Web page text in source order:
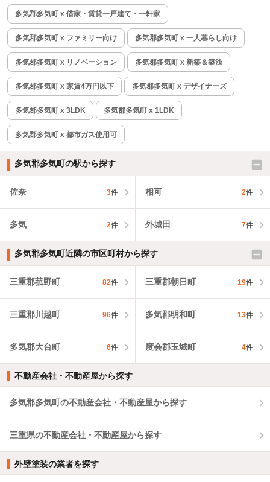
多気郡多気町 x 借家・賃貸一戸建て・一軒家
多気郡多気町 x ファミリー向け 多気郡多気町 x 一人暮らし向け
多気郡多気町 x リノベーション 多気郡多気町 x 新築＆築浅
多気郡多気町 x 家賃4万円以下 多気郡多気町 x デザイナーズ
多気郡多気町 x 3LDK 多気郡多気町 x 1LDK
多気郡多気町 x 都市ガス使用可
多気郡多気町の駅から探す
佐奈 3件 相可 2件
多気 2件 外城田 7件
多気郡多気町近隣の市区町村から探す
三重郡菰野町 82件 三重郡朝日町 19件
三重郡川越町 96件 多気郡明和町 13件
多気郡大台町 6件 度会郡玉城町 4件
不動産会社・不動産屋から探す
多気郡多気町の不動産会社・不動産屋から探す
三重県の不動産会社・不動産屋から探す
外壁塗装の業者を探す